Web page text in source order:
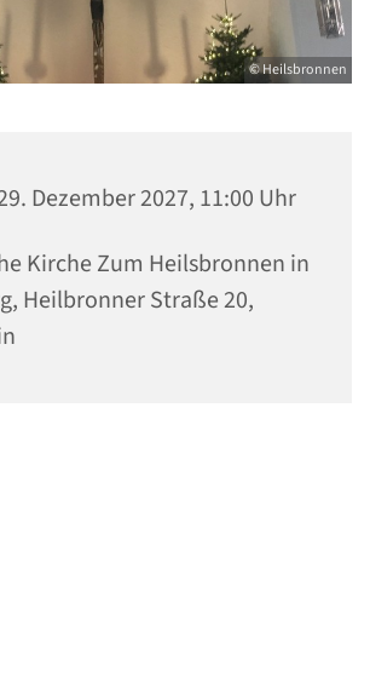
© Heilsbronnen
Dezember 2027, 11:00 Uhr
Kirche Zum Heilsbronnen in
Heilbronner Straße 20,